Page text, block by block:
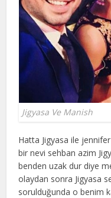
Jigyasa Ve Manish
Hatta Jigyasa ile
bir nevi sehban azim
benden uzak dur diye
olaydan sonra Jigyasa
sorulduğunda o benim